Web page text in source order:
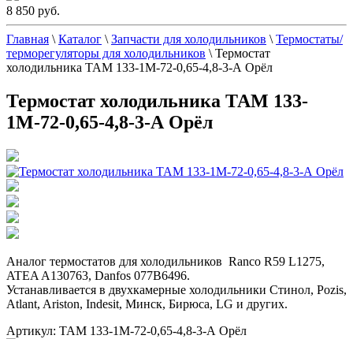
8 850 руб.
Главная \ Каталог \ Запчасти для холодильников \ Термостаты/
терморегуляторы для холодильников \ Термостат
холодильника ТАМ 133-1М-72-0,65-4,8-3-А Орёл
Термостат холодильника ТАМ 133-
1М-72-0,65-4,8-3-А Орёл
Аналог термостатов для холодильников Ranco R59 L1275,
ATEA A130763, Danfos 077B6496.
Устанавливается в двухкамерные холодильники Стинол, Pozis,
Atlant, Ariston, Indesit, Минск, Бирюса, LG и других.
Артикул: ТАМ 133-1М-72-0,65-4,8-3-А Орёл